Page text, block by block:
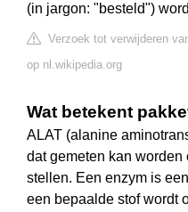
(in jargon: "besteld")
Verzoek tot verwijderen
op nl.wikipedia.org
Wat betekent
ALAT (alanine
dat gemeten kan
stellen. Een enzym is
een bepaalde stof wordt